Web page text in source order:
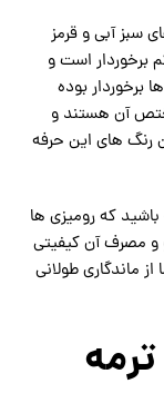
سبز آبی و قرمز
برخوردار است و
برخوردار بوده
آن هستند و
رنگ های این حرفه
که رومیزی ها
و مصرف آن کیفیتی
ماندگاری طولانی